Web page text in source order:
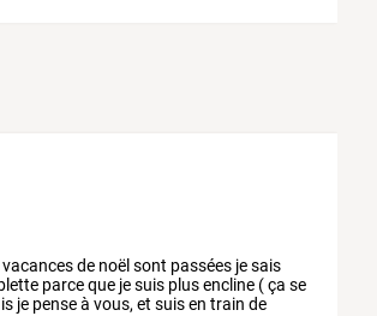
vacancesde noël sont passées jesais
parceque jesuis plusencline (ça se
je penseà vous, et suisen train de